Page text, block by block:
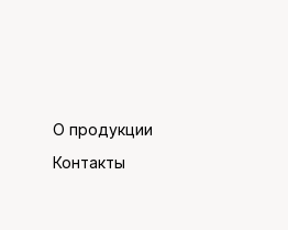
О продукции
Контакты